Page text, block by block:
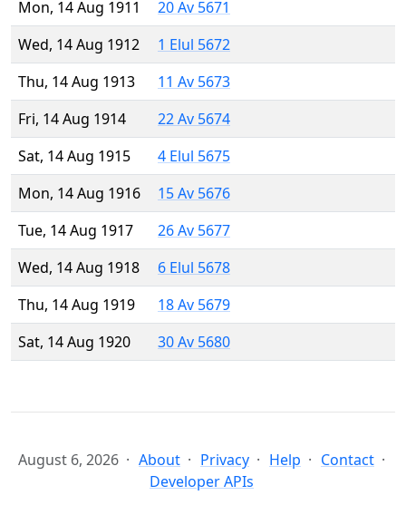
Mon, 14 Aug 1911
20 Av 5671
Wed, 14 Aug 1912
1 Elul 5672
Thu, 14 Aug 1913
11 Av 5673
Fri, 14 Aug 1914
22 Av 5674
Sat, 14 Aug 1915
4 Elul 5675
Mon, 14 Aug 1916
15 Av 5676
Tue, 14 Aug 1917
26 Av 5677
Wed, 14 Aug 1918
6 Elul 5678
Thu, 14 Aug 1919
18 Av 5679
Sat, 14 Aug 1920
30 Av 5680
August 6, 2026 About Privacy Help
Contact
Developer APIs